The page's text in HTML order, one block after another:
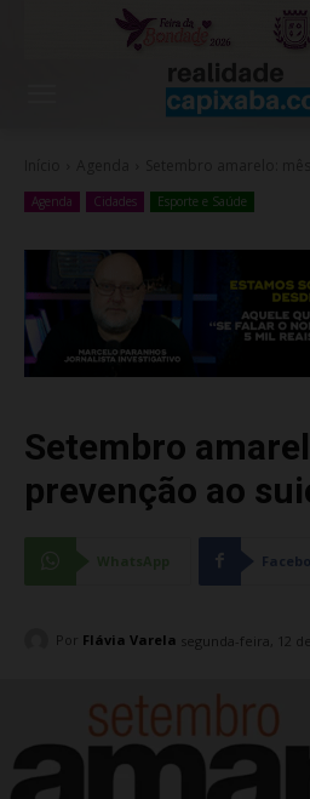
Agenda Cidades Esporte e Saúde
Setembro
prevenção ao
Por Flávia Varela segunda-feira, 12